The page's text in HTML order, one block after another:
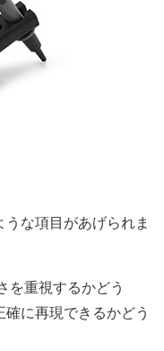
な項目があげられま
を重視するかどう
に再現できるかどう